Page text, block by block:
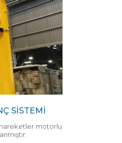
SİSTEMİ
motorlu